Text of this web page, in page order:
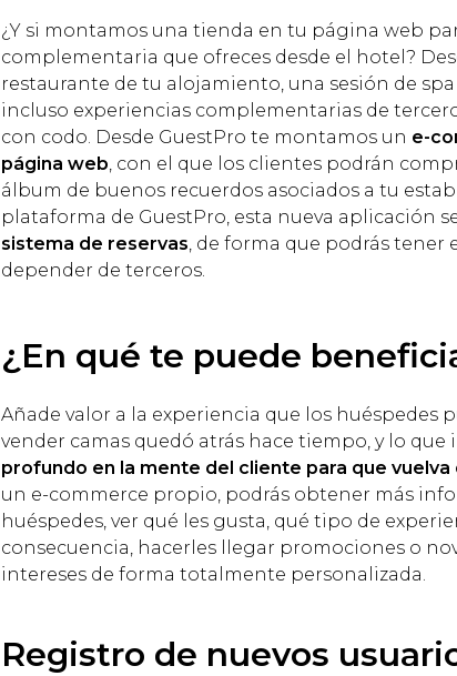
¿Y si montamos una tienda en tu página web
complementaria que ofreces desde el hotel?
restaurante de tu alojamiento, una sesión de
incluso experiencias complementarias de
con codo. Desde GuestPro te montamos un e-
página web, con el que los clientes podrán
álbum de buenos recuerdos asociados a tu
plataforma de GuestPro, esta nueva aplicación
sistema de reservas, de forma que podrás tener
depender de terceros.
¿En qué te puede
Añade valor a la experiencia que los huéspedes
vender camas quedó atrás hace tiempo, y lo que
profundo en la mente del cliente para que vuelva
un e-commerce propio, podrás obtener más
huéspedes, ver qué les gusta, qué tipo de
consecuencia, hacerles llegar promociones o
intereses de forma totalmente personalizada.
Registro de nuevos